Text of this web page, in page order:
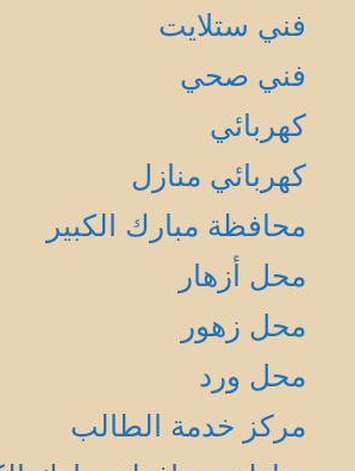
فني ستلايت
فني صحي
كهربائي
كهربائي منازل
محافظة مبارك الكبير
محل أزهار
محل زهور
محل ورد
مركز خدمة الطالب